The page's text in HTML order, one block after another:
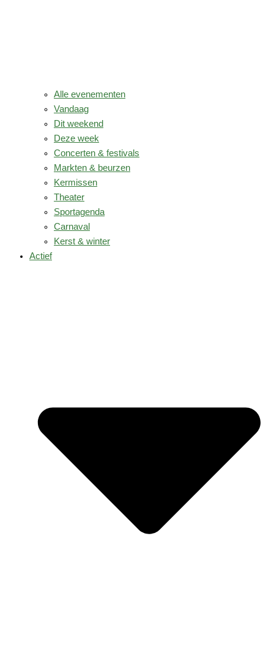
Alle evenementen
Vandaag
Dit weekend
Deze week
Concerten & festivals
Markten & beurzen
Kermissen
Theater
Sportagenda
Carnaval
Kerst & winter
Actief